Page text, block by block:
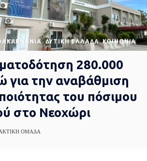
ΔΥΤΙΚΉ ΕΛΛΆΔΑ ΚΟΙΝΩΝΊΑ
280.000
για την αναβάθμιση
του πόσιμου
στο Νεοχώρι
ΟΜΆΔΑ